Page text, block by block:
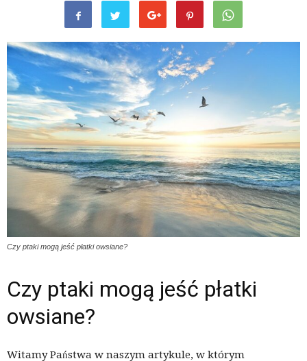
Czy ptaki mogą jeść płatki owsiane?
Czy ptaki mogą jeść płatki
owsiane?
Witamy Państwa w naszym artykule, w którym